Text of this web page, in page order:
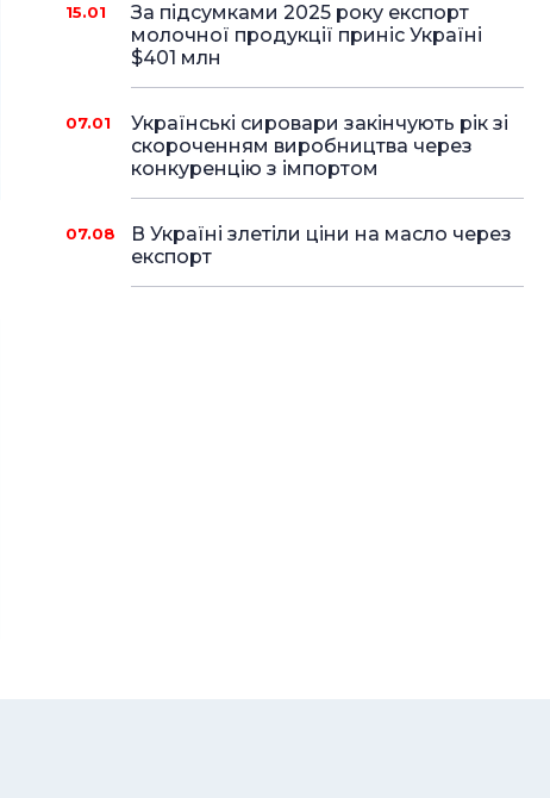
15.01
За підсумками 2025 року експорт
молочної продукції приніс Україні
$401 млн
07.01
Українські сировари закінчують рік зі
скороченням виробництва через
конкуренцію з імпортом
07.08
В Україні злетіли ціни на масло через
експорт